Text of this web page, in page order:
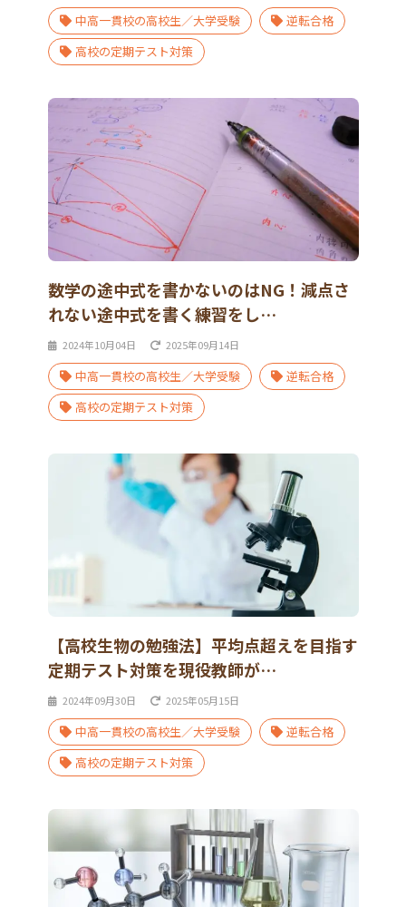
中高一貫校の高校生／大学受験
逆転合格
高校の定期テスト対策
数学の途中式を書かないのはNG！減点さ
れない途中式を書く練習をし…
2024年10月04日 2025年09月14日
中高一貫校の高校生／大学受験
逆転合格
高校の定期テスト対策
【高校生物の勉強法】平均点超えを目指す
定期テスト対策を現役教師が…
2024年09月30日 2025年05月15日
中高一貫校の高校生／大学受験
逆転合格
高校の定期テスト対策